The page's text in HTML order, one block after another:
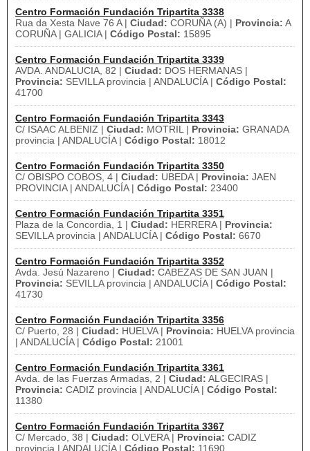
Centro Formación Fundación Tripartita 3338
Rua da Xesta Nave 76 A | Ciudad: CORUÑA (A) | Provincia: A
CORUÑA | GALICIA | Código Postal: 15895
Centro Formación Fundación Tripartita 3339
AVDA. ANDALUCIA, 82 | Ciudad: DOS HERMANAS |
Provincia: SEVILLA provincia | ANDALUCÍA | Código Postal:
41700
Centro Formación Fundación Tripartita 3343
C/ ISAAC ALBENIZ | Ciudad: MOTRIL | Provincia: GRANADA
provincia | ANDALUCÍA | Código Postal: 18012
Centro Formación Fundación Tripartita 3350
C/ OBISPO COBOS, 4 | Ciudad: UBEDA | Provincia: JAEN
PROVINCIA | ANDALUCÍA | Código Postal: 23400
Centro Formación Fundación Tripartita 3351
Plaza de la Concordia, 1 | Ciudad: HERRERA | Provincia:
SEVILLA provincia | ANDALUCÍA | Código Postal: 6670
Centro Formación Fundación Tripartita 3352
Avda. Jesú Nazareno | Ciudad: CABEZAS DE SAN JUAN |
Provincia: SEVILLA provincia | ANDALUCÍA | Código Postal:
41730
Centro Formación Fundación Tripartita 3356
C/ Puerto, 28 | Ciudad: HUELVA | Provincia: HUELVA provincia
| ANDALUCÍA | Código Postal: 21001
Centro Formación Fundación Tripartita 3361
Avda. de las Fuerzas Armadas, 2 | Ciudad: ALGECIRAS |
Provincia: CADIZ provincia | ANDALUCÍA | Código Postal:
11380
Centro Formación Fundación Tripartita 3367
C/ Mercado, 38 | Ciudad: OLVERA | Provincia: CADIZ
provincia | ANDALUCÍA | Código Postal: 11690